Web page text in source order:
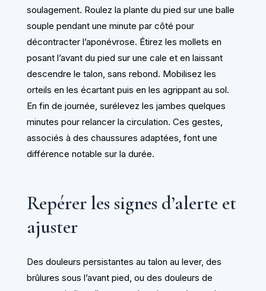
soulagement. Roulez la plante du pied sur une balle
souple pendant une minute par côté pour
décontracter l’aponévrose. Étirez les mollets en
posant l’avant du pied sur une cale et en laissant
descendre le talon, sans rebond. Mobilisez les
orteils en les écartant puis en les agrippant au sol.
En fin de journée, surélevez les jambes quelques
minutes pour relancer la circulation. Ces gestes,
associés à des chaussures adaptées, font une
différence notable sur la durée.
Repérer les signes d’alerte et
ajuster
Des douleurs persistantes au talon au lever, des
brûlures sous l’avant pied, ou des douleurs de